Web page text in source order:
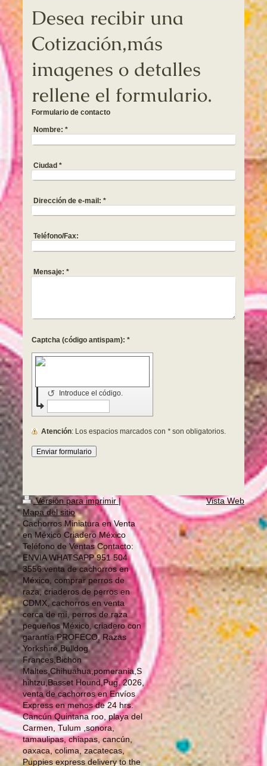
Desea recibir una
Cotización,más
imagenes o detalles
rellene el formulario.
Formulario de contacto
Nombre: *
Ciudad *
Dirección de e-mail: *
Teléfono/Fax:
Mensaje: *
Captcha (código antispam): *
Introduce el código.
↺
Atención: Los espacios marcados con * son obligatorios.
Versión para imprimir|
Mapa del sitio
Cachorros Miniatura en Venta
en México Criadero México
Teléfono de Ventas Contacto:
ENVIA WHATSAPP 951 504
3556.venta de cachorros en
México, comprar perros de
raza, criaderos de perros en
CDMX, cachorros en venta
cerca de mí, perros de raza
pequeños México, criadero con
garantía PROFECO, Razas
Yorkshire,Bulldog
Frances,Bichon
Maltes,Chihuahua,pomerania,S
hihtzu,Basset Hound,Pug. 2026,
venta de cachorros en Envíos
Express en menos de 24 hrs.
Cancún Quintana roo, playa del
Carmen, Tulum ,sonora,
tamaulipas, chiapas, cancún,
oaxaca, colima, zacatecas,
Puppies express delivery to the
Vista Web